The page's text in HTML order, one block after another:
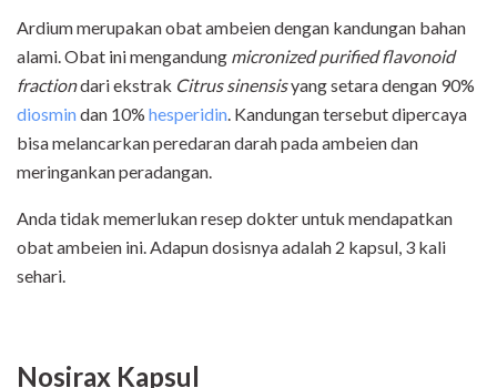
Ardium merupakan obat ambeien dengan kandungan bahan
alami. Obat ini mengandung micronized purified flavonoid
fractiondari ekstrak Citrus sinensisyang setara dengan 90%
diosmindan 10% hesperidin. Kandungan tersebut dipercaya
bisa melancarkan peredaran darah pada ambeien dan
meringankan peradangan.
Anda tidak memerlukan resep dokter untuk mendapatkan
obat ambeien ini. Adapun dosisnya adalah 2 kapsul, 3 kali
sehari.
Nosirax Kapsul